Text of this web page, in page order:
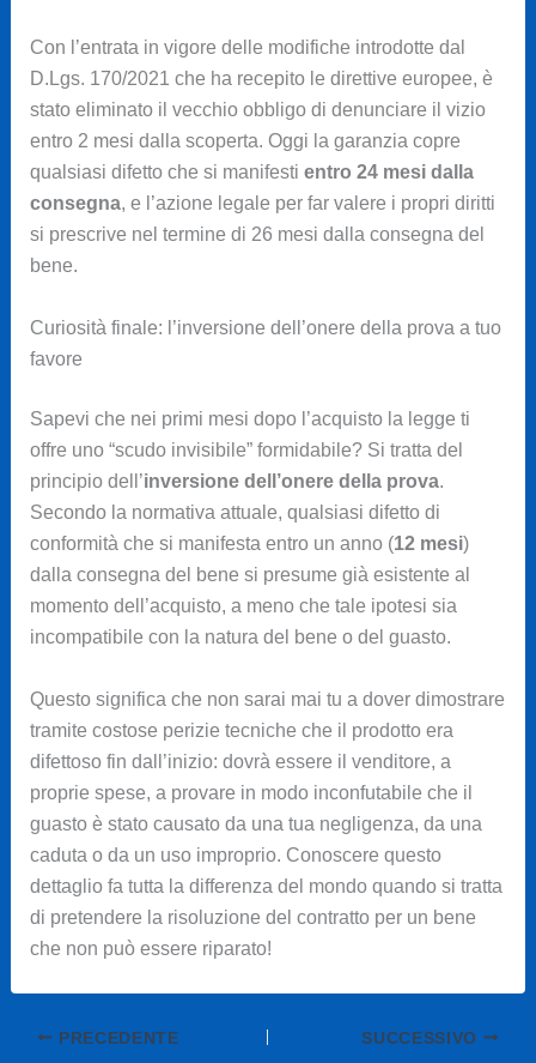
Con l’entrata in vigore delle modifiche introdotte dal
D.Lgs. 170/2021 che ha recepito le direttive europee, è
stato eliminato il vecchio obbligo di denunciare il vizio
entro 2 mesi dalla scoperta. Oggi la garanzia copre
qualsiasi difetto che si manifesti entro 24 mesi dalla
consegna, e l’azione legale per far valere i propri diritti
si prescrive nel termine di 26 mesi dalla consegna del
bene.
Curiosità finale: l’inversione dell’onere della prova a tuo
favore
Sapevi che nei primi mesi dopo l’acquisto la legge ti
offre uno “scudo invisibile” formidabile? Si tratta del
principio dell’inversione dell’onere della prova.
Secondo la normativa attuale, qualsiasi difetto di
conformità che si manifesta entro un anno (12 mesi)
dalla consegna del bene si presume già esistente al
momento dell’acquisto, a meno che tale ipotesi sia
incompatibile con la natura del bene o del guasto.
Questo significa che non sarai mai tu a dover dimostrare
tramite costose perizie tecniche che il prodotto era
difettoso fin dall’inizio: dovrà essere il venditore, a
proprie spese, a provare in modo inconfutabile che il
guasto è stato causato da una tua negligenza, da una
caduta o da un uso improprio. Conoscere questo
dettaglio fa tutta la differenza del mondo quando si tratta
di pretendere la risoluzione del contratto per un bene
che non può essere riparato!
PRECEDENTE SUCCESSIVO